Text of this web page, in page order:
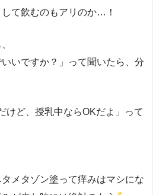
て飲むのもアリのか…！
いいですか？」って聞いたら、分
けど、授乳中ならOKだよ」って
メタゾン塗って痒みはマシにな